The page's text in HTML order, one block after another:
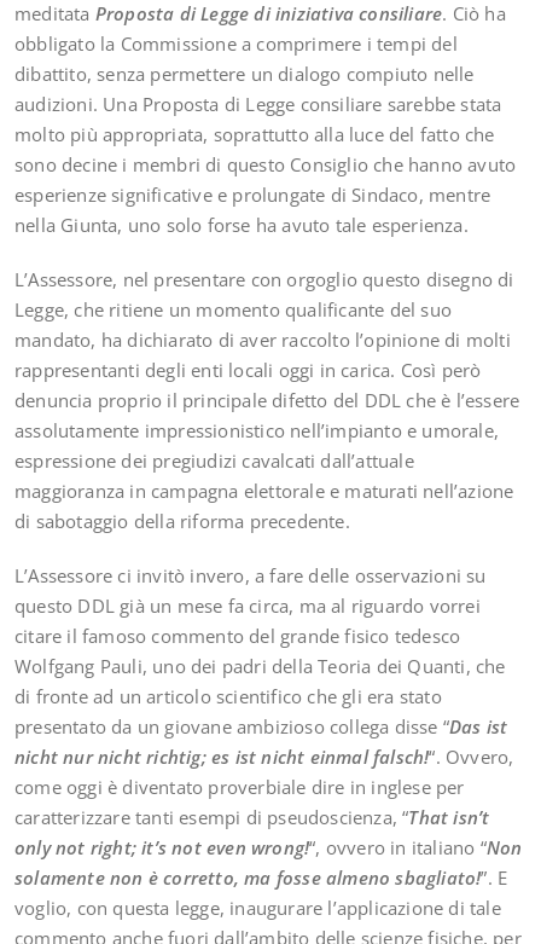
meditata Proposta di Legge di iniziativa consiliare. Ciò ha
obbligato la Commissione a comprimere i tempi del
dibattito, senza permettere un dialogo compiuto nelle
audizioni. Una Proposta di Legge consiliare sarebbe stata
molto più appropriata, soprattutto alla luce del fatto che
sono decine i membri di questo Consiglio che hanno avuto
esperienze significative e prolungate di Sindaco, mentre
nella Giunta, uno solo forse ha avuto tale esperienza.
L’Assessore, nel presentare con orgoglio questo disegno di
Legge, che ritiene un momento qualificante del suo
mandato, ha dichiarato di aver raccolto l’opinione di molti
rappresentanti degli enti locali oggi in carica. Così però
denuncia proprio il principale difetto del DDL che è l’essere
assolutamente impressionistico nell’impianto e umorale,
espressione dei pregiudizi cavalcati dall’attuale
maggioranza in campagna elettorale e maturati nell’azione
di sabotaggio della riforma precedente.
L’Assessore ci invitò invero, a fare delle osservazioni su
questo DDL già un mese fa circa, ma al riguardo vorrei
citare il famoso commento del grande fisico tedesco
Wolfgang Pauli, uno dei padri della Teoria dei Quanti, che
di fronte ad un articolo scientifico che gli era stato
presentato da un giovane ambizioso collega disse “Das ist
nicht nur nicht richtig; es ist nicht einmal falsch!“. Ovvero,
come oggi è diventato proverbiale dire in inglese per
caratterizzare tanti esempi di pseudoscienza, “That isn’t
only not right; it’s not even wrong!“, ovvero in italiano “Non
solamente non è corretto, ma fosse almeno sbagliato!”. E
voglio, con questa legge, inaugurare l’applicazione di tale
commento anche fuori dall’ambito delle scienze fisiche, per